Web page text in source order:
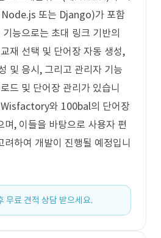
Node.js 또는 Django)가 포함
능으로는 초대 링크 기반의
재 선택 및 단어장 자동 생성,
및 응시, 그리고 관리자 기능
드 및 단어장 관리가 있습니
Wisfactory와 100bal의 단어장
며, 이들을 바탕으로 사용자 편
려하여 개발이 진행될 예정입니
무료 견적 상담 받으세요.